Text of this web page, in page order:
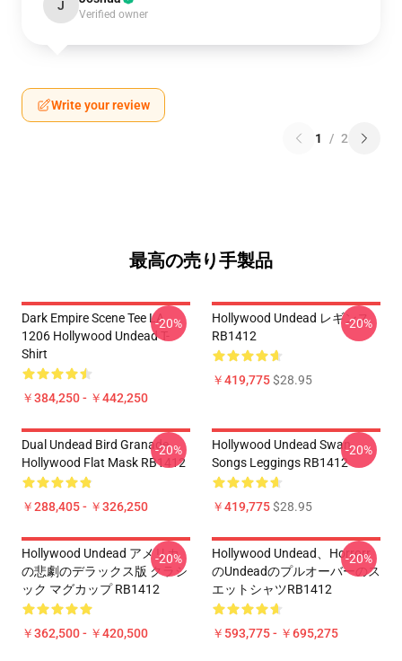
J
Verified owner
Write your review
1 / 2
最高の売り手製品
Dark Empire Scene Tee LA
1206 Hollywood Undead T-
Shirt
￥384,250 - ￥442,250
-20%
Hollywood Undead レギンス
RB1412
￥419,775$28.95
-20%
Dual Undead Bird Granade
Hollywood Flat Mask RB1412
￥288,405 - ￥326,250
-20%
Hollywood Undead Swan
Songs Leggings RB1412
￥419,775$28.95
-20%
Hollywood Undead アメリカ
の悲劇のデラックス版 クラシ
ック マグカップ RB1412
￥362,500 - ￥420,500
-20%
Hollywood Undead、horrorr
のundeadのプルオーバーのス
エットシャツRB1412
￥593,775 - ￥695,275
-20%